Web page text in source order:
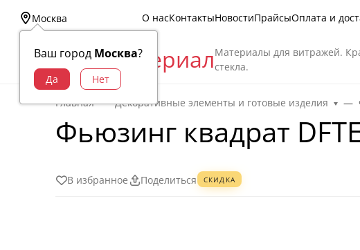
Москва
Ваш город Москва?
О насКонтактыНовостиПрайсыОплата и
Витраж МатериалМатериалы для витражей.
стекла.
Главная Декоративные элементы и готовые изделия
Фьюзинг квадрат
В избранное Поделиться СКИДКА